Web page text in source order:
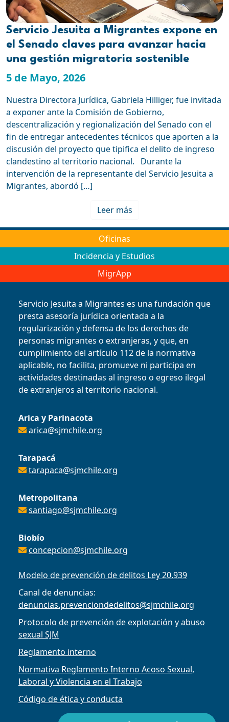
Servicio Jesuita a Migrantes expone en
el Senado claves para avanzar hacia
una gestión migratoria sostenible
5 de Mayo, 2026
Nuestra Directora Jurídica, Gabriela Hilliger, fue invitada
a exponer ante la Comisión de Gobierno,
descentralización y regionalización del Senado con el
fin de entregar antecedentes técnicos que aporten a la
discusión del proyecto que tipifica el delito de ingreso
clandestino al territorio nacional. Durante la
intervención de la representante del Servicio Jesuita a
Migrantes, abordó […]
Leer más
Oficinas
Incidencia y Estudios
MigrApp
Servicio Jesuita a Migrantes es una fundación que
presta asesoría jurídica orientada a la
regularización y defensa de los derechos de
personas migrantes o extranjeras, y que, en
cumplimiento del artículo 112 de la normativa
aplicable, no facilita, promueve ni participa en
actividades destinadas al ingreso o egreso ilegal
de extranjeros al territorio nacional.
Arica y Parinacota
arica@sjmchile.org
Tarapacá
tarapaca@sjmchile.org
Metropolitana
santiago@sjmchile.org
Biobío
concepcion@sjmchile.org
Modelo de prevención de delitos Ley 20.939
Canal de denuncias:
denuncias.prevenciondedelitos@sjmchile.org
Protocolo de prevención de explotación y abuso
sexual SJM
Reglamento interno
Normativa Reglamento Interno Acoso Sexual,
Laboral y Violencia en el Trabajo
Código de ética y conducta